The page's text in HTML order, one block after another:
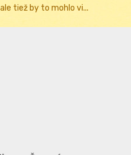
tiež by to mohlo vi...